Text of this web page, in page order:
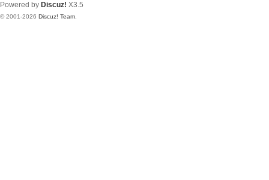
Powered by Discuz! X3.5
© 2001-2026 Discuz! Team